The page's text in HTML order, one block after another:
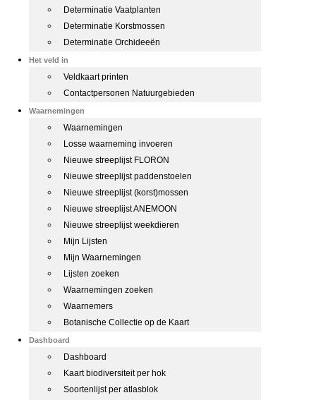
Determinatie Vaatplanten
Determinatie Korstmossen
Determinatie Orchideeën
Het veld in
Veldkaart printen
Contactpersonen Natuurgebieden
Waarnemingen
Waarnemingen
Losse waarneming invoeren
Nieuwe streeplijst FLORON
Nieuwe streeplijst paddenstoelen
Nieuwe streeplijst (korst)mossen
Nieuwe streeplijst ANEMOON
Nieuwe streeplijst weekdieren
Mijn Lijsten
Mijn Waarnemingen
Lijsten zoeken
Waarnemingen zoeken
Waarnemers
Botanische Collectie op de Kaart
Dashboard
Dashboard
Kaart biodiversiteit per hok
Soortenlijst per atlasblok